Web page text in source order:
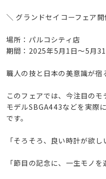
＼ グランドセイコーフェア
場所：パルコシティ店
期間：2025年5月1日〜5月
職人の技と日本の美意識が宿
このフェアでは、今注目の
モデルSBGA443などを実際
です。
「そろそろ、良い時計が欲し
「節目の記念に、一生モノを